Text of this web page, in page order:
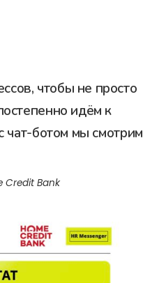
чтобы не просто
идём к
чат-ботом мы смотрим
Credit Bank